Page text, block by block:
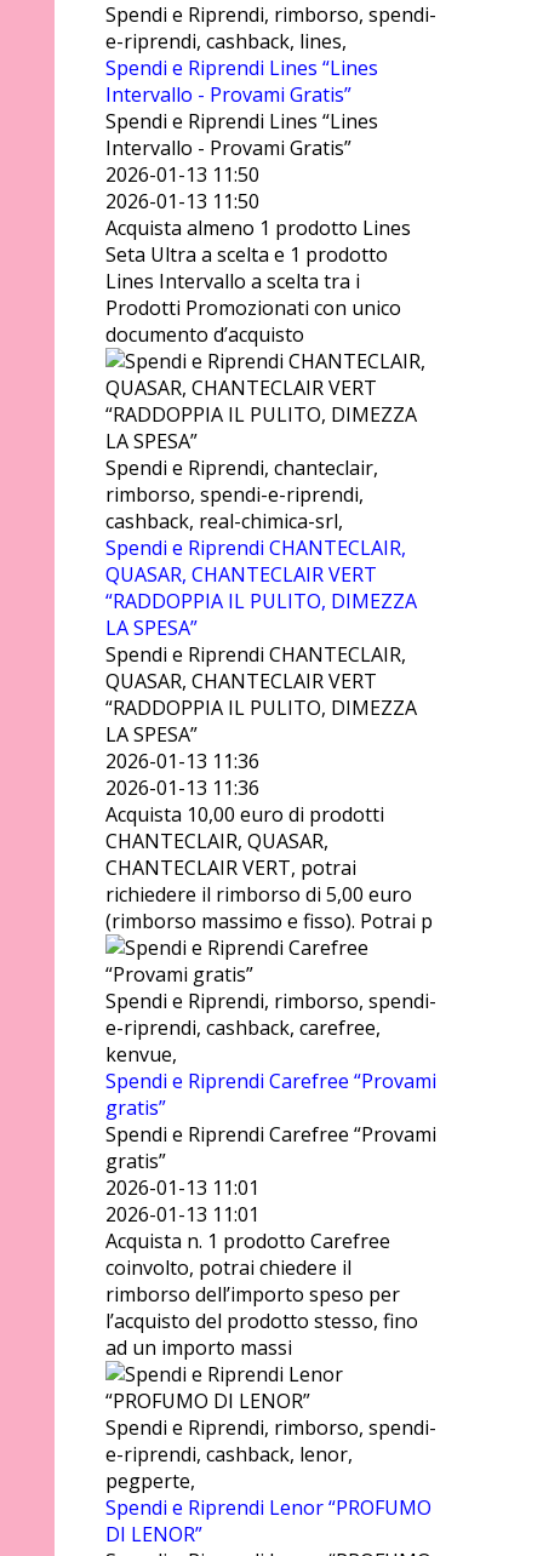
Spendi e Riprendi, rimborso, spendi-
e-riprendi, cashback, lines,
Spendi e Riprendi Lines “Lines
Intervallo - Provami Gratis”
Spendi e Riprendi Lines “Lines
Intervallo - Provami Gratis”
2026-01-13 11:50
2026-01-13 11:50
Acquista almeno 1 prodotto Lines
Seta Ultra a scelta e 1 prodotto
Lines Intervallo a scelta tra i
Prodotti Promozionati con unico
documento d’acquisto
Spendi e Riprendi, chanteclair,
rimborso, spendi-e-riprendi,
cashback, real-chimica-srl,
Spendi e Riprendi CHANTECLAIR,
QUASAR, CHANTECLAIR VERT
“RADDOPPIA IL PULITO, DIMEZZA
LA SPESA”
Spendi e Riprendi CHANTECLAIR,
QUASAR, CHANTECLAIR VERT
“RADDOPPIA IL PULITO, DIMEZZA
LA SPESA”
2026-01-13 11:36
2026-01-13 11:36
Acquista 10,00 euro di prodotti
CHANTECLAIR, QUASAR,
CHANTECLAIR VERT, potrai
richiedere il rimborso di 5,00 euro
(rimborso massimo e fisso). Potrai p
Spendi e Riprendi, rimborso, spendi-
e-riprendi, cashback, carefree,
kenvue,
Spendi e Riprendi Carefree “Provami
gratis”
Spendi e Riprendi Carefree “Provami
gratis”
2026-01-13 11:01
2026-01-13 11:01
Acquista n. 1 prodotto Carefree
coinvolto, potrai chiedere il
rimborso dell’importo speso per
l’acquisto del prodotto stesso, fino
ad un importo massi
Spendi e Riprendi, rimborso, spendi-
e-riprendi, cashback, lenor,
pegperte,
Spendi e Riprendi Lenor “PROFUMO
DI LENOR”